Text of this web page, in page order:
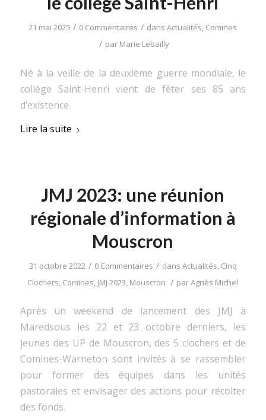
21 mai 2025 / 0 Commentaires / dansActualités, Comines
/ par Marie Lebailly
Né à la veille de la deuxième guerre mondiale, le
collège Saint-Henri vient de fêter ses 85 ans
d’existence.
Lire la suite
JMJ 2023: une réunion
régionale d’information à
Mouscron
31 octobre 2022 / 0 Commentaires / dans Actualités Cinq
Clochers Comines JMJ 2023 Mouscron / parAgnès Michel
Après un weekend de lancement des JMJ à
Maredsous les 22 et 23 octobre derniers, les
jeunes des UP de Mouscron, des 5 clochers et de
Comines-Warneton sont invités à se rassembler
pour former des équipes dans les unités
pastorales et envisager des actions pour récolter
des fonds.